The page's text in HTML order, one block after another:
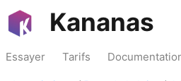
Kananas
Essayer Tarifs